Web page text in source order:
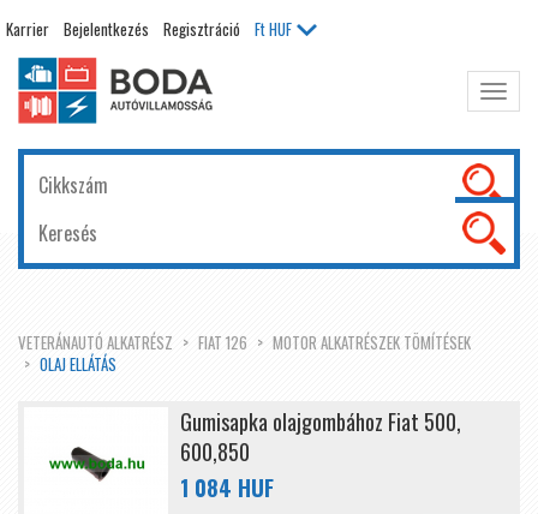
Karrier Bejelentkezés Regisztráció FtHUF
VETERÁNAUTÓ ALKATRÉSZ FIAT 126
MOTOR ALKATRÉSZEK TÖMÍTÉSEK
OLAJ ELLÁTÁS
Gumisapka olajgombához Fiat 500,
600,850
1 084 HUF